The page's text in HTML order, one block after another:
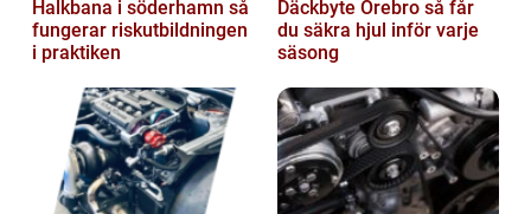
Halkbana i söderhamn så
fungerar riskutbildningen
i praktiken
Däckbyte Örebro så får
du säkra hjul inför varje
säsong